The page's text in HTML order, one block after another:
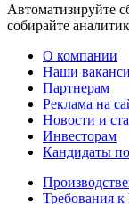
Автоматизируйте
собирайте
О компании
Наши
Партнерам
Реклама на
Новости и
Инвесторам
Кандидаты
Требования